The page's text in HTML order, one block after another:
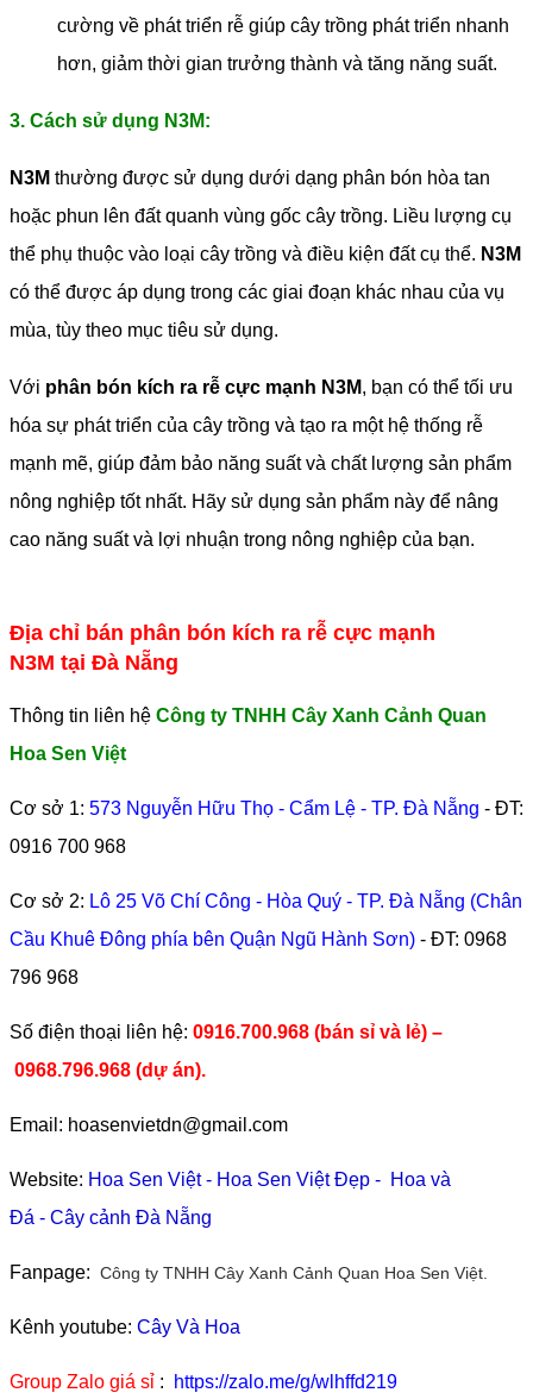
cường về phát triển rễ giúp cây trồng phát triển nhanh
hơn, giảm thời gian trưởng thành và tăng năng suất.
3. Cách sử dụng N3M:
N3M thường được sử dụng dưới dạng phân bón hòa tan
hoặc phun lên đất quanh vùng gốc cây trồng. Liều lượng cụ
thể phụ thuộc vào loại cây trồng và điều kiện đất cụ thể. N3M
có thể được áp dụng trong các giai đoạn khác nhau của vụ
mùa, tùy theo mục tiêu sử dụng.
Với phân bón kích ra rễ cực mạnh N3M, bạn có thể tối ưu
hóa sự phát triển của cây trồng và tạo ra một hệ thống rễ
mạnh mẽ, giúp đảm bảo năng suất và chất lượng sản phẩm
nông nghiệp tốt nhất. Hãy sử dụng sản phẩm này để nâng
cao năng suất và lợi nhuận trong nông nghiệp của bạn.
Địa chỉ bán phân bón kích ra rễ cực mạnh
N3M tại Đà Nẵng
Thông tin liên hệ Công ty TNHH Cây Xanh Cảnh Quan
Hoa Sen Việt
Cơ sở 1: 573 Nguyễn Hữu Thọ - Cẩm Lệ - TP. Đà Nẵng - ĐT:
0916 700 968
Cơ sở 2: Lô 25 Võ Chí Công - Hòa Quý - TP. Đà Nẵng (Chân
Cầu Khuê Đông phía bên Quận Ngũ Hành Sơn) - ĐT: 0968
796 968
​Số điện thoại liên hệ: 0916.700.968 (bán sỉ và lẻ) –
0968.796.968 (dự án).
Email: hoasenvietdn@gmail.com
Website: Hoa Sen Việt- Hoa Sen Việt Đẹp - Hoa và
Đá - Cây cảnh Đà Nẵng
Fanpage: Công ty TNHH Cây Xanh Cảnh Quan Hoa Sen Việt.
Kênh youtube: Cây Và Hoa
Group Zalo giá sỉ : https://zalo.me/g/wlhffd219